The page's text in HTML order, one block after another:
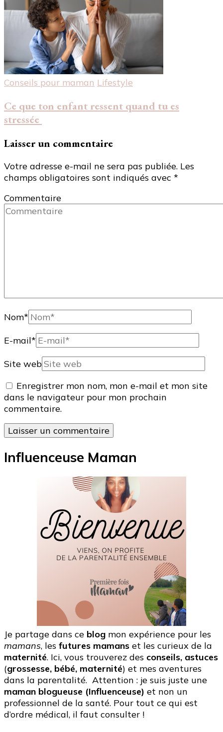
Conseils pour maman Lifestyle
Ce que ton enfant ressent quand tu es
stressée
Laisser un commentaire
Votre adresse e-mail ne sera pas publiée. Les
champs obligatoires sont indiqués avec *
Commentaire
Nom*
E-mail*
Site web
Enregistrer mon nom, mon e-mail et mon site
dans le navigateur pour mon prochain
commentaire.
Influenceuse Maman
Je partage dans ce blog mon expérience pour les
mamans, les futures mamans et les curieux de la
maternité. Ici, vous trouverez des conseils, astuces
(grossesse, bébé, maternité) et mes aventures
dans la parentalité. Attention : je suis juste une
maman blogueuse (Influenceuse) et non un
professionnel de la santé. Pour tout ce qui est
d’ordre médical, il faut consulter !